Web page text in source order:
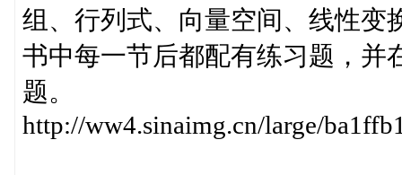
组、行列式、向量空间、线性变
书中每一节后都配有练习题，并
题。
http://ww4.sinaimg.cn/large/